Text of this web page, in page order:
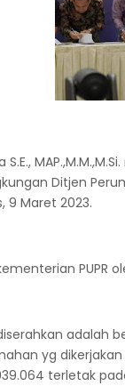
Ditjen
9 Maret 2023.
PUPR
adalah
yg dikerjakan
terletak